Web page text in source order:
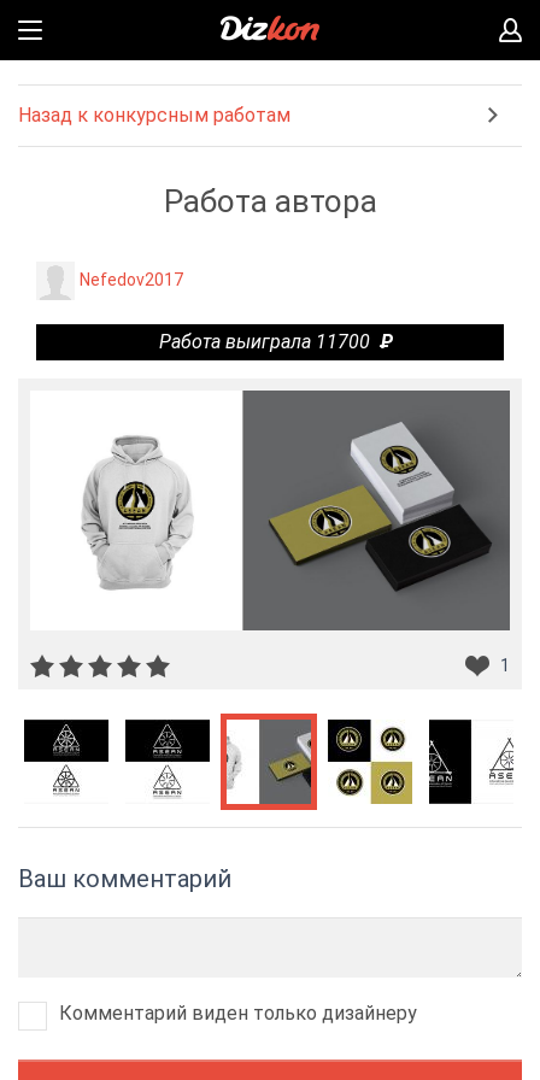
Назад к конкурсным работам
Работа автора
Nefedov2017
Работа выиграла 11700
1
Ваш комментарий
Комментарий виден только дизайнеру